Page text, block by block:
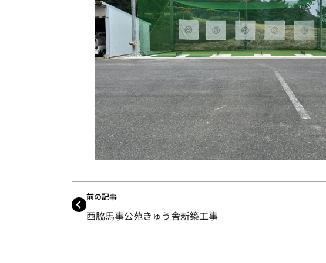
前の記事
西脇馬事公苑きゅう舎新築工事